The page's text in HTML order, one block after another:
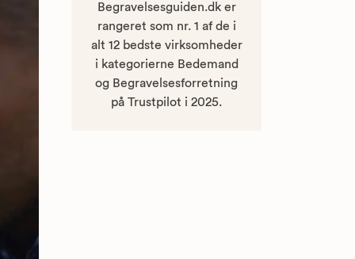
Begravelsesguiden.dk er
rangeret som nr. 1 af de i
alt 12 bedste virksomheder
i kategorierne Bedemand
og Begravelsesforretning
på Trustpilot i 2025.